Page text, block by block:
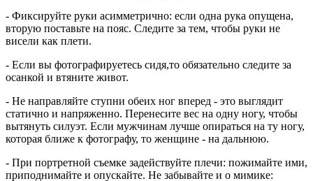
- Фиксируйте руки асимметрично: если одна рука опущена,
вторую поставьте на пояс. Следите за тем, чтобы руки не
висели как плети.
- Если вы фотографируетесь сидя,то обязательно следите за
осанкой и втяните живот.
- Не направляйте ступни обеих ног вперед - это выглядит
статично и напряженно. Перенесите вес на одну ногу, чтобы
вытянуть силуэт. Если мужчинам лучше опираться на ту ногу,
которая ближе к фотографу, то женщине - на дальнюю.
- При портретной съемке задействуйте плечи: пожимайте ими,
приподнимайте и опускайте. Не забывайте и о мимике: